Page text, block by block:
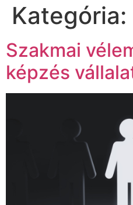
Kategória:
Szakmai
képzés